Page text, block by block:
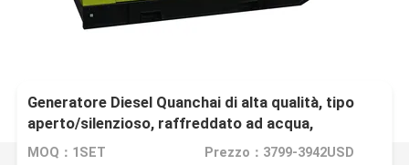
Generatore Diesel Quanchai di alta qualità, tipo
aperto/silenzioso, raffreddato ad acqua,
24KW/30KVA
MOQ：1SET Prezzo：3799-3942USD